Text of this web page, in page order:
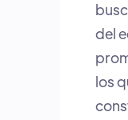
que
para